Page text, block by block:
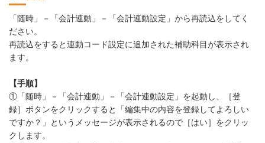
「随時」－「会計連動」－「会計連動設定」から再読込をしてく
ださい。
再読込をすると連動コード設定に追加された補助科目が表示され
ます。
【手順】
①「随時」－「会計連動」－「会計連動設定」を起動し、［登
録］ボタンをクリックすると「編集中の内容を登録してよろしい
ですか？」というメッセージが表示されるので［はい］をクリッ
クします。